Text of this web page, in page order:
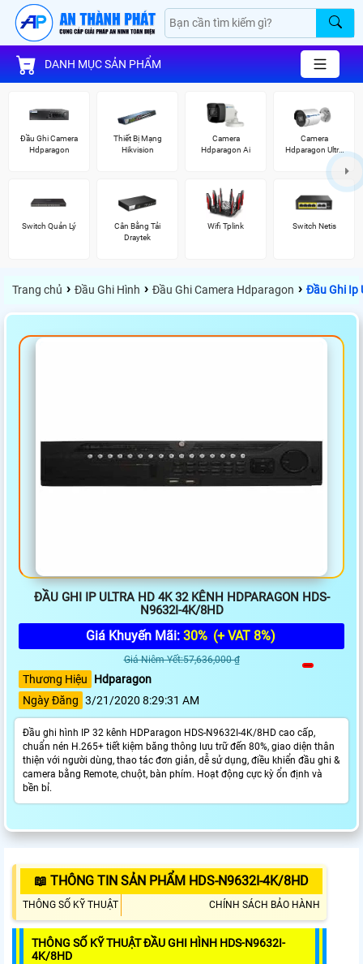
DANH MỤC SẢN PHẨM
Đầu Ghi Camera
Hdparagon
Thiết Bị Mạng
Hikvision
Camera
Hdparagon Ai
Camera
Hdparagon Ultra
Switch Quản Lý
Cân Bằng Tải
Draytek
Wifi Tplink Switch Netis
Trang chủ › Đầu Ghi Hình › Đầu Ghi Camera Hdparagon › Đầu Ghi Ip
ĐẦU GHI IP ULTRA HD 4K 32 KÊNH HDPARAGON HDS-
N9632I-4K/8HD
Giá Khuyến Mãi: 30% (+ VAT 8%)
Giá Niêm Yết:57,636,000 ₫
Thương Hiệu
Hdparagon
Ngày Đăng 3/21/2020 8:29:31 AM
Đầu ghi hình IP 32 kênh HDParagon HDS-N9632I-4K/8HD cao cấp,
chuẩn nén H.265+ tiết kiệm băng thông lưu trữ đến 80%, giao diện thân
thiện với người dùng, thao tác đơn giản, dễ sử dụng, điều khiển đầu ghi &
camera bằng Remote, chuột, bàn phím. Hoạt động cực kỳ ổn định và
bền bỉ.
📖 THÔNG TIN SẢN PHẨM HDS-N9632I-4K/8HD
THÔNG SỐ KỸ THUẬT CHÍNH SÁCH BẢO HÀNH
THÔNG SỐ KỸ THUẬT ĐẦU GHI HÌNH HDS-N9632I-
4K/8HD